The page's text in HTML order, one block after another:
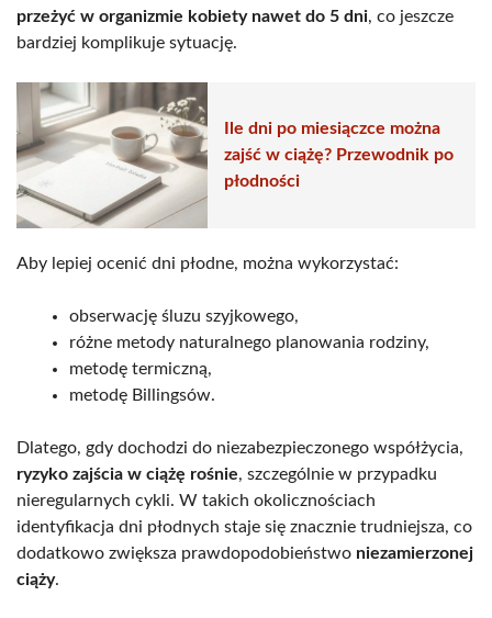
przeżyć w organizmie kobiety nawet do 5 dni, co jeszcze
bardziej komplikuje sytuację.
Ile dni po miesiączce można
zajść w ciążę? Przewodnik po
płodności
Aby lepiej ocenić dni płodne, można wykorzystać:
obserwację śluzu szyjkowego,
różne metody naturalnego planowania rodziny,
metodę termiczną,
metodę Billingsów.
Dlatego, gdy dochodzi do niezabezpieczonego współżycia,
ryzyko zajścia w ciążę rośnie, szczególnie w przypadku
nieregularnych cykli. W takich okolicznościach
identyfikacja dni płodnych staje się znacznie trudniejsza, co
dodatkowo zwiększa prawdopodobieństwo niezamierzonej
ciąży.